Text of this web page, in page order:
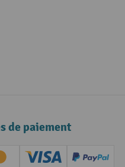
de paiement
(Master)
Creditcard (Visa)
PayPal